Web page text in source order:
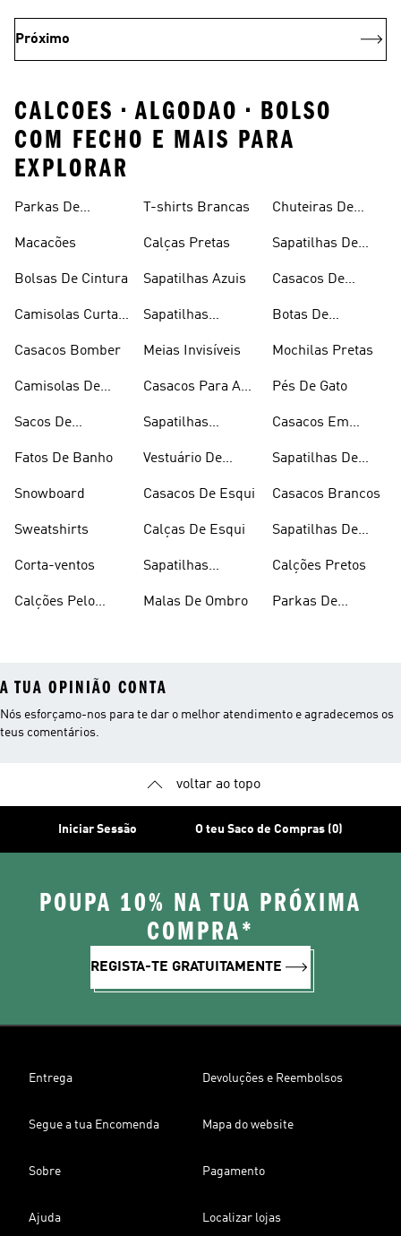
Próximo
CALCOES • ALGODAO • BOLSO
COM FECHO E MAIS PARA
EXPLORAR
Parkas De
Macacões
Bolsas De Cintura
Camisolas Curtas
Casacos Bomber
Camisolas De
Sacos De
Fatos De Banho
Snowboard
Sweatshirts
Corta-ventos
Calções Pelo
T-shirts Brancas
Calças Pretas
Sapatilhas Azuis
Sapatilhas
Meias Invisíveis
Casacos Para A
Sapatilhas
Vestuário De
Casacos De Esqui
Calças De Esqui
Sapatilhas
Malas De Ombro
Chuteiras De
Sapatilhas De
Casacos De
Botas De
Mochilas Pretas
Pés De Gato
Casacos Em
Sapatilhas De
Casacos Brancos
Sapatilhas De
Calções Pretos
Parkas De
A TUA OPINIÃO CONTA
Nós esforçamo-nos para te dar o melhor atendimento e agradecemos os
teus comentários.
voltar ao topo
Iniciar Sessão O teu Saco de Compras (0)
POUPA 10% NA TUA PRÓXIMA
COMPRA*
REGISTA-TE GRATUITAMENTE
Entrega Devoluções e Reembolsos
Segue a tua Encomenda Mapa do website
Sobre Pagamento
Ajuda Localizar lojas